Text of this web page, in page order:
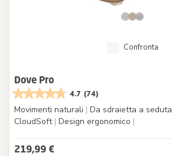
Confronta
Dove Pro
4.7 (74)
Movimenti naturali | Da sdraietta a seduta
CloudSoft | Design ergonomico |
219,99 €